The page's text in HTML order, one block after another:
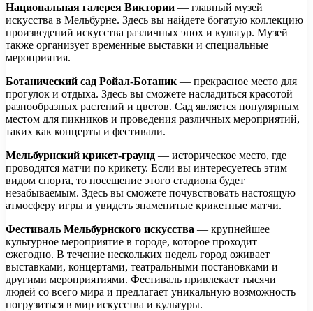
Национальная галерея Виктории — главный музей
искусства в Мельбурне. Здесь вы найдете богатую коллекцию
произведений искусства различных эпох и культур. Музей
также организует временные выставки и специальные
мероприятия.
Ботанический сад Ройал-Ботаник — прекрасное место для
прогулок и отдыха. Здесь вы сможете насладиться красотой
разнообразных растений и цветов. Сад является популярным
местом для пикников и проведения различных мероприятий,
таких как концерты и фестивали.
Мельбурнский крикет-граунд — историческое место, где
проводятся матчи по крикету. Если вы интересуетесь этим
видом спорта, то посещение этого стадиона будет
незабываемым. Здесь вы сможете почувствовать настоящую
атмосферу игры и увидеть знаменитые крикетные матчи.
Фестиваль Мельбурнского искусства — крупнейшее
культурное мероприятие в городе, которое проходит
ежегодно. В течение нескольких недель город оживает
выставками, концертами, театральными постановками и
другими мероприятиями. Фестиваль привлекает тысячи
людей со всего мира и предлагает уникальную возможность
погрузиться в мир искусства и культуры.